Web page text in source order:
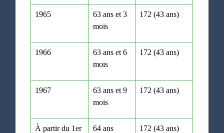
1965
63 ans et 3
mois
172 (43 ans)
1966
63 ans et 6
mois
172 (43 ans)
1967
63 ans et 9
mois
172 (43 ans)
À partir du 1er
64 ans 172 (43 ans)